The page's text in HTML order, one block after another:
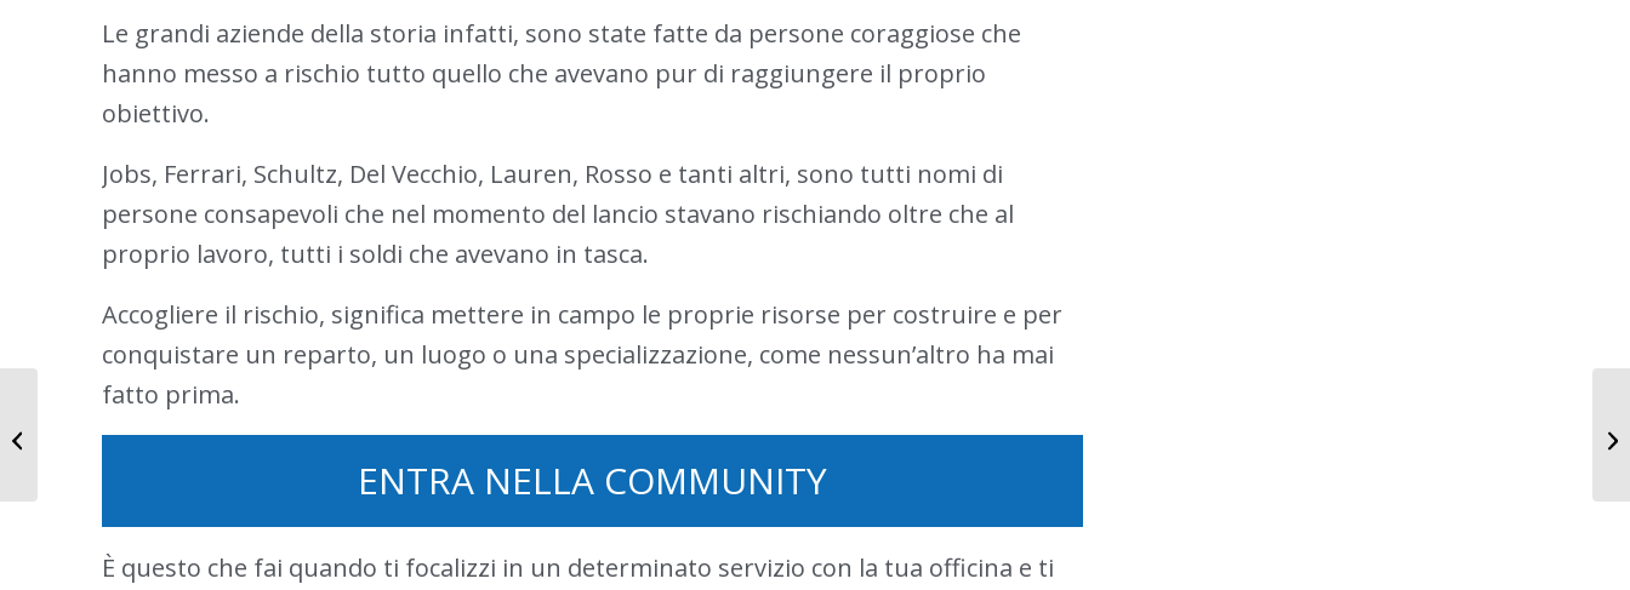
Le grandi aziende della storia infatti, sono state fatte da persone coraggiose che
hanno messo a rischio tutto quello che avevano pur di raggiungere il proprio
obiettivo.
Jobs, Ferrari, Schultz, Del Vecchio, Lauren, Rosso e tanti altri, sono tutti nomi di
persone consapevoli che nel momento del lancio stavano rischiando oltre che al
proprio lavoro, tutti i soldi che avevano in tasca.
Accogliere il rischio, significa mettere in campo le proprie risorse per costruire e per
conquistare un reparto, un luogo o una specializzazione, come nessun’altro ha mai
fatto prima.
ENTRA NELLA COMMUNITY
È questo che fai quando ti focalizzi in un determinato servizio con la tua officina e ti
Il marketing in officina